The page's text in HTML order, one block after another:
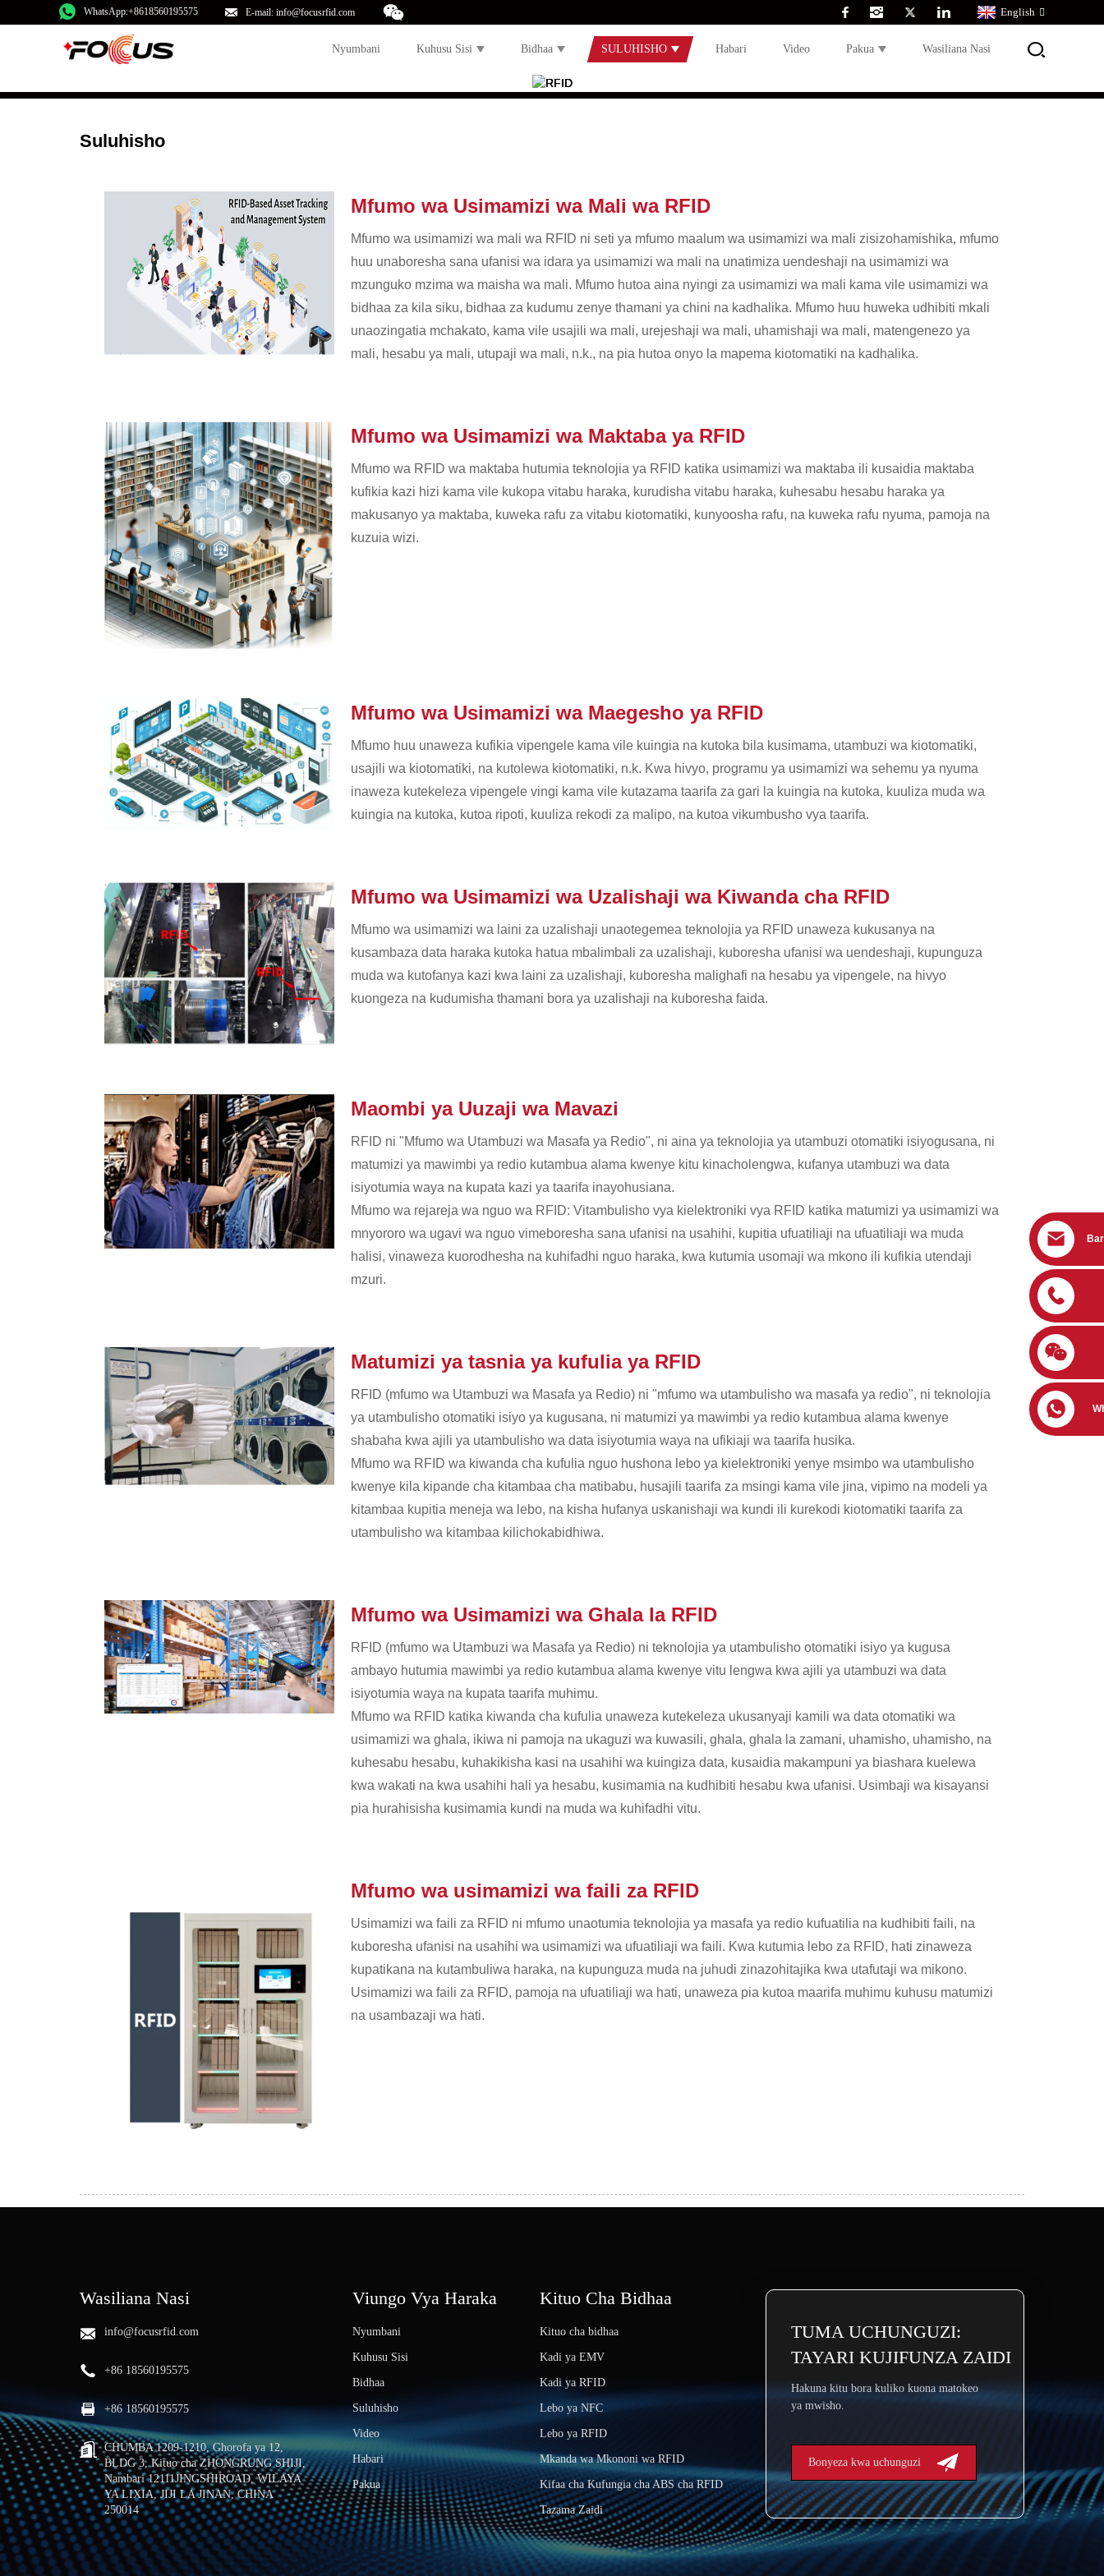
WhatsApp:+8618560195575 E-mail: info@focusrfid.com English
Nyumbani Kuhusu Sisi Bidhaa SULUHISHO Habari Video Pakua Wasiliana Nasi
Suluhisho
Mfumo wa Usimamizi wa Mali wa RFID
Mfumo wa usimamizi wa mali wa RFID ni seti ya mfumo maalum wa usimamizi wa mali zisizohamishika, mfumo
huu unaboresha sana ufanisi wa idara ya usimamizi wa mali na unatimiza uendeshaji na usimamizi wa
mzunguko mzima wa maisha wa mali. Mfumo hutoa aina nyingi za usimamizi wa mali kama vile usimamizi wa
bidhaa za kila siku, bidhaa za kudumu zenye thamani ya chini na kadhalika. Mfumo huu huweka udhibiti mkali
unaozingatia mchakato, kama vile usajili wa mali, urejeshaji wa mali, uhamishaji wa mali, matengenezo ya
mali, hesabu ya mali, utupaji wa mali, n.k., na pia hutoa onyo la mapema kiotomatiki na kadhalika.
Mfumo wa Usimamizi wa Maktaba ya RFID
Mfumo wa RFID wa maktaba hutumia teknolojia ya RFID katika usimamizi wa maktaba ili kusaidia maktaba
kufikia kazi hizi kama vile kukopa vitabu haraka, kurudisha vitabu haraka, kuhesabu hesabu haraka ya
makusanyo ya maktaba, kuweka rafu za vitabu kiotomatiki, kunyoosha rafu, na kuweka rafu nyuma, pamoja na
kuzuia wizi.
Mfumo wa Usimamizi wa Maegesho ya RFID
Mfumo huu unaweza kufikia vipengele kama vile kuingia na kutoka bila kusimama, utambuzi wa kiotomatiki,
usajili wa kiotomatiki, na kutolewa kiotomatiki, n.k. Kwa hivyo, programu ya usimamizi wa sehemu ya nyuma
inaweza kutekeleza vipengele vingi kama vile kutazama taarifa za gari la kuingia na kutoka, kuuliza muda wa
kuingia na kutoka, kutoa ripoti, kuuliza rekodi za malipo, na kutoa vikumbusho vya taarifa.
Mfumo wa Usimamizi wa Uzalishaji wa Kiwanda cha RFID
Mfumo wa usimamizi wa laini za uzalishaji unaotegemea teknolojia ya RFID unaweza kukusanya na
kusambaza data haraka kutoka hatua mbalimbali za uzalishaji, kuboresha ufanisi wa uendeshaji, kupunguza
muda wa kutofanya kazi kwa laini za uzalishaji, kuboresha malighafi na hesabu ya vipengele, na hivyo
kuongeza na kudumisha thamani bora ya uzalishaji na kuboresha faida.
Maombi ya Uuzaji wa Mavazi
RFID ni "Mfumo wa Utambuzi wa Masafa ya Redio", ni aina ya teknolojia ya utambuzi otomatiki isiyogusana, ni
matumizi ya mawimbi ya redio kutambua alama kwenye kitu kinacholengwa, kufanya utambuzi wa data
isiyotumia waya na kupata kazi ya taarifa inayohusiana.
Mfumo wa rejareja wa nguo wa RFID: Vitambulisho vya kielektroniki vya RFID katika matumizi ya usimamizi wa
mnyororo wa ugavi wa nguo vimeboresha sana ufanisi na usahihi, kupitia ufuatiliaji na ufuatiliaji wa muda
halisi, vinaweza kuorodhesha na kuhifadhi nguo haraka, kwa kutumia usomaji wa mkono ili kufikia utendaji
mzuri.
Matumizi ya tasnia ya kufulia ya RFID
RFID (mfumo wa Utambuzi wa Masafa ya Redio) ni "mfumo wa utambulisho wa masafa ya redio", ni teknolojia
ya utambulisho otomatiki isiyo ya kugusana, ni matumizi ya mawimbi ya redio kutambua alama kwenye
shabaha kwa ajili ya utambulisho wa data isiyotumia waya na ufikiaji wa taarifa husika.
Mfumo wa RFID wa kiwanda cha kufulia nguo hushona lebo ya kielektroniki yenye msimbo wa utambulisho
kwenye kila kipande cha kitambaa cha matibabu, husajili taarifa za msingi kama vile jina, vipimo na modeli ya
kitambaa kupitia meneja wa lebo, na kisha hufanya uskanishaji wa kundi ili kurekodi kiotomatiki taarifa za
utambulisho wa kitambaa kilichokabidhiwa.
Mfumo wa Usimamizi wa Ghala la RFID
RFID (mfumo wa Utambuzi wa Masafa ya Redio) ni teknolojia ya utambulisho otomatiki isiyo ya kugusa
ambayo hutumia mawimbi ya redio kutambua alama kwenye vitu lengwa kwa ajili ya utambuzi wa data
isiyotumia waya na kupata taarifa muhimu.
Mfumo wa RFID katika kiwanda cha kufulia unaweza kutekeleza ukusanyaji kamili wa data otomatiki wa
usimamizi wa ghala, ikiwa ni pamoja na ukaguzi wa kuwasili, ghala, ghala la zamani, uhamisho, uhamisho, na
kuhesabu hesabu, kuhakikisha kasi na usahihi wa kuingiza data, kusaidia makampuni ya biashara kuelewa
kwa wakati na kwa usahihi hali ya hesabu, kusimamia na kudhibiti hesabu kwa ufanisi. Usimbaji wa kisayansi
pia hurahisisha kusimamia kundi na muda wa kuhifadhi vitu.
Mfumo wa usimamizi wa faili za RFID
Usimamizi wa faili za RFID ni mfumo unaotumia teknolojia ya masafa ya redio kufuatilia na kudhibiti faili, na
kuboresha ufanisi na usahihi wa usimamizi wa ufuatiliaji wa faili. Kwa kutumia lebo za RFID, hati zinaweza
kupatikana na kutambuliwa haraka, na kupunguza muda na juhudi zinazohitajika kwa utafutaji wa mikono.
Usimamizi wa faili za RFID, pamoja na ufuatiliaji wa hati, unaweza pia kutoa maarifa muhimu kuhusu matumizi
na usambazaji wa hati.
Wasiliana Nasi
info@focusrfid.com
+86 18560195575
+86 18560195575
CHUMBA 1209-1210, Ghorofa ya 12,
BLDG 3, Kituo cha ZHONGRUNG SHIJI,
Nambari 12111JINGSHIROAD, WILAYA
YA LIXIA, JIJI LA JINAN, CHINA
250014
Viungo Vya Haraka
Nyumbani
Kuhusu Sisi
Bidhaa
Suluhisho
Video
Habari
Pakua
Kituo Cha Bidhaa
Kituo cha bidhaa
Kadi ya EMV
Kadi ya RFID
Lebo ya NFC
Lebo ya RFID
Mkanda wa Mkononi wa RFID
Kifaa cha Kufungia cha ABS cha RFID
Tazama Zaidi
TUMA UCHUNGUZI:
TAYARI KUJIFUNZA ZAIDI
Hakuna kitu bora kuliko kuona matokeo
ya mwisho.
Bonyeza kwa uchunguzi